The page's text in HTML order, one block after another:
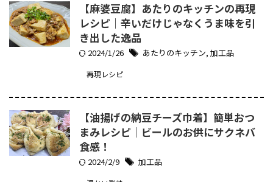
【麻婆豆腐】あたりのキッチンの再現
レシピ｜辛いだけじゃなくうま味を引
き出した逸品
2024/1/26 あたりのキッチン, 加工品
再現レシピ
【油揚げの納豆チーズ巾着】簡単おつ
まみレシピ｜ビールのお供にサクネバ
食感！
2024/2/9 加工品